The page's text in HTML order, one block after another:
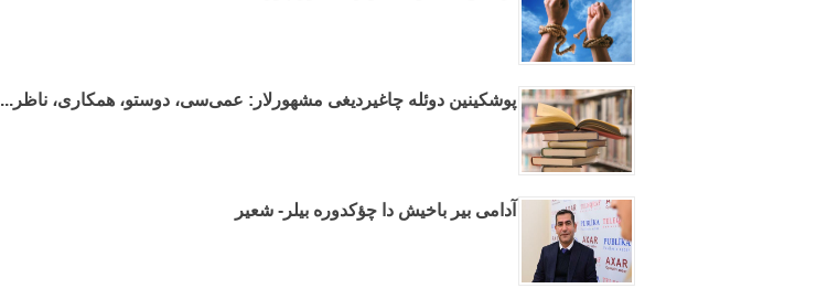
پوشکینین دوئله چاغیردیغی مشهورلار: عمی‌سی، دوستو، همکاری، ناظر...
آدامی بیر باخیش دا چؤکدوره بیلر- شعیر